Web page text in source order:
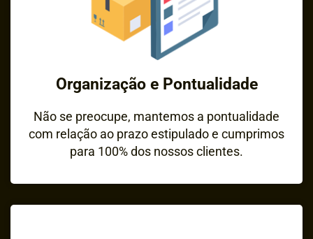
Organização e Pontualidade
Não se preocupe, mantemos a pontualidade
com relação ao prazo estipulado e cumprimos
para 100% dos nossos clientes.